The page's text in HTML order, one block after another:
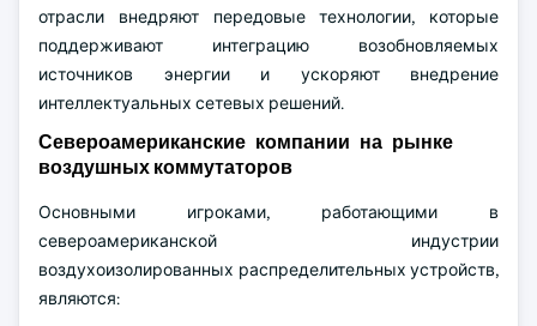
отрасли внедряют передовые технологии, которые
поддерживают интеграцию возобновляемых
источников энергии и ускоряют внедрение
интеллектуальных сетевых решений.
Североамериканские компании на рынке
воздушных коммутаторов
Основными игроками, работающими в
североамериканской индустрии
воздухоизолированных распределительных устройств,
являются: